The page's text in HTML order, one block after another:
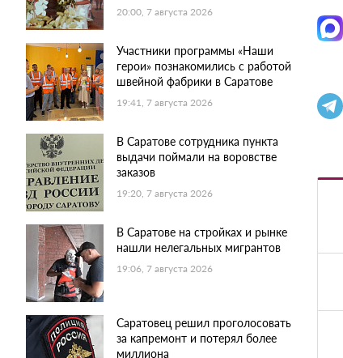
20:00, 7 августа 2026
Участники программы «Наши
герои» познакомились с работой
швейной фабрики в Саратове
19:41, 7 августа 2026
В Саратове сотрудника пункта
выдачи поймали на воровстве
заказов
19:20, 7 августа 2026
В Саратове на стройках и рынке
нашли нелегальных мигрантов
19:06, 7 августа 2026
Саратовец решил проголосовать
за капремонт и потерял более
миллиона